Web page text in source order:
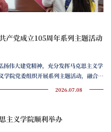
产党成立105周年系列主题活动
伟大建党精神，充分发挥马克思主义学
学院党委组织开展系列主题活动，融合沉
取得的辉煌成就，...
2026.07.08
主义学院顺利举办